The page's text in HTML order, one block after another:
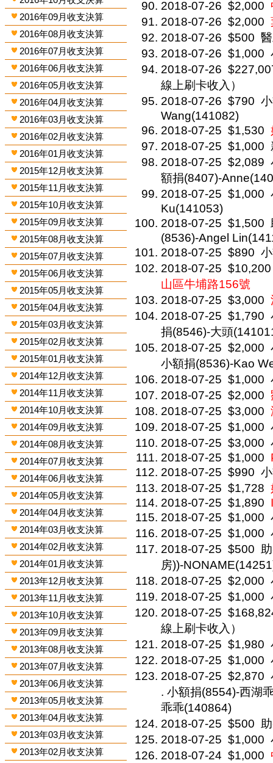
2016年09月收支決算
2016年08月收支決算
2016年07月收支決算
2016年06月收支決算
2016年05月收支決算
2016年04月收支決算
2016年03月收支決算
2016年02月收支決算
2016年01月收支決算
2015年12月收支決算
2015年11月收支決算
2015年10月收支決算
2015年09月收支決算
2015年08月收支決算
2015年07月收支決算
2015年06月收支決算
2015年05月收支決算
2015年04月收支決算
2015年03月收支決算
2015年02月收支決算
2015年01月收支決算
2014年12月收支決算
2014年11月收支決算
2014年10月收支決算
2014年09月收支決算
2014年08月收支決算
2014年07月收支決算
2014年06月收支決算
2014年05月收支決算
2014年04月收支決算
2014年03月收支決算
2014年02月收支決算
2014年01月收支決算
2013年12月收支決算
2013年11月收支決算
2013年10月收支決算
2013年09月收支決算
2013年08月收支決算
2013年07月收支決算
2013年06月收支決算
2013年05月收支決算
2013年04月收支決算
2013年03月收支決算
2013年02月收支決算
2018-07-26 $2,000
2018-07-26 $2,000
2018-07-26 $500
2018-07-26 $1,000
2018-07-26
線上刷卡收入）
2018-07-26 $790
Wang(141082)
2018-07-25 $1,530
2018-07-25 $1,000
2018-07-25 $2,089
額捐(8407)-
2018-07-25 $1,000
Ku(141053)
2018-07-25 $1,500
(8536)-Angel
2018-07-25 $890
2018-07-25 $10,200
山區牛埔路156號
2018-07-25 $3,000
2018-07-25 $1,790
捐(8546)-大頭
2018-07-25 $2,000
小額捐(8536)-Kao
2018-07-25 $1,000
2018-07-25 $2,000
2018-07-25 $3,000
2018-07-25 $1,000
2018-07-25 $3,000
2018-07-25 $1,000
2018-07-25 $990
2018-07-25 $1,728
2018-07-25 $1,890
2018-07-25 $1,000
2018-07-25 $1,000
2018-07-25 $500
房))-
2018-07-25 $2,000
2018-07-25 $1,000
2018-07-25
線上刷卡收入）
2018-07-25 $1,980
2018-07-25 $1,000
2018-07-25 $2,870
. 小額捐(8554)-西湖
乖乖(140864)
2018-07-25 $500
2018-07-25 $1,000
2018-07-24 $1,000